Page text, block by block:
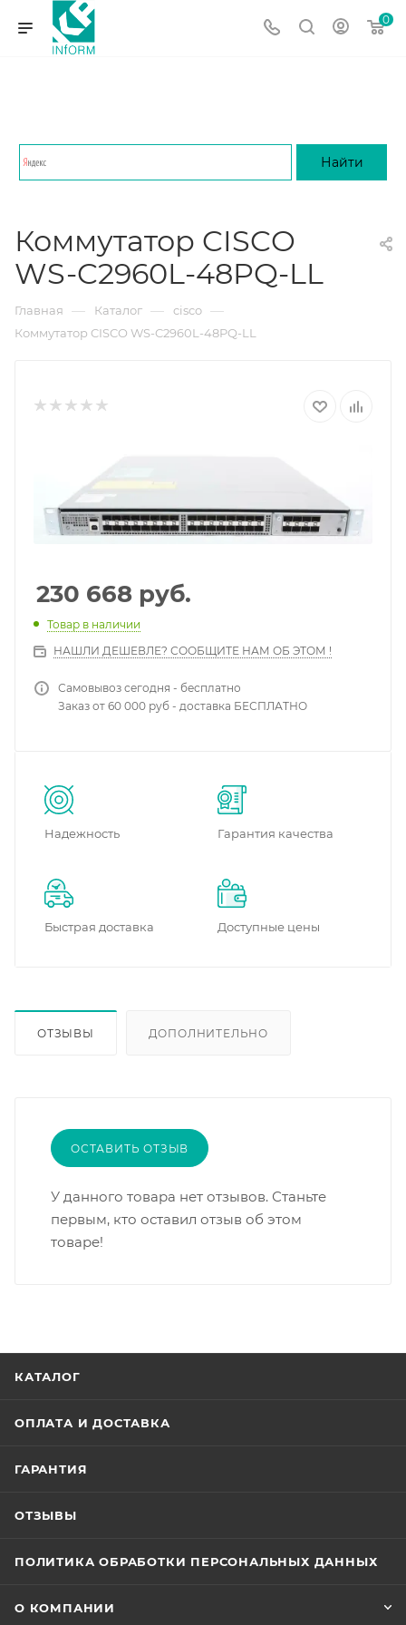
0
Коммутатор CISCO
WS-C2960L-48PQ-LL
Главная — Каталог — cisco —
Коммутатор CISCO WS-C2960L-48PQ-LL
230 668 руб.
Товар в наличии
НАШЛИ ДЕШЕВЛЕ? СООБЩИТЕ НАМ ОБ ЭТОМ !
Самовывоз сегодня - бесплатно
Заказ от 60 000 руб - доставка БЕСПЛАТНО
Надежность Гарантия качества
Быстрая доставка Доступные цены
ОТЗЫВЫ ДОПОЛНИТЕЛЬНО
ОСТАВИТЬ ОТЗЫВ
У данного товара нет отзывов. Станьте
первым, кто оставил отзыв об этом
товаре!
КАТАЛОГ
ОПЛАТА И ДОСТАВКА
ГАРАНТИЯ
ОТЗЫВЫ
ПОЛИТИКА ОБРАБОТКИ ПЕРСОНАЛЬНЫХ ДАННЫХ
О КОМПАНИИ